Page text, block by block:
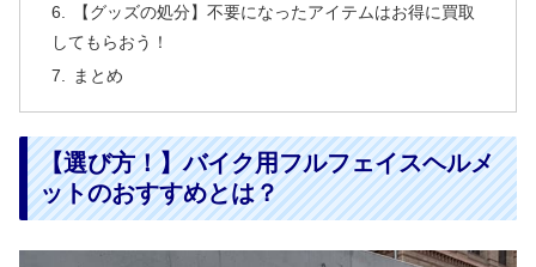
【グッズの処分】不要になったアイテムはお得に買取
してもらおう！
まとめ
【選び方！】バイク用フルフェイスヘルメ
ットのおすすめとは？